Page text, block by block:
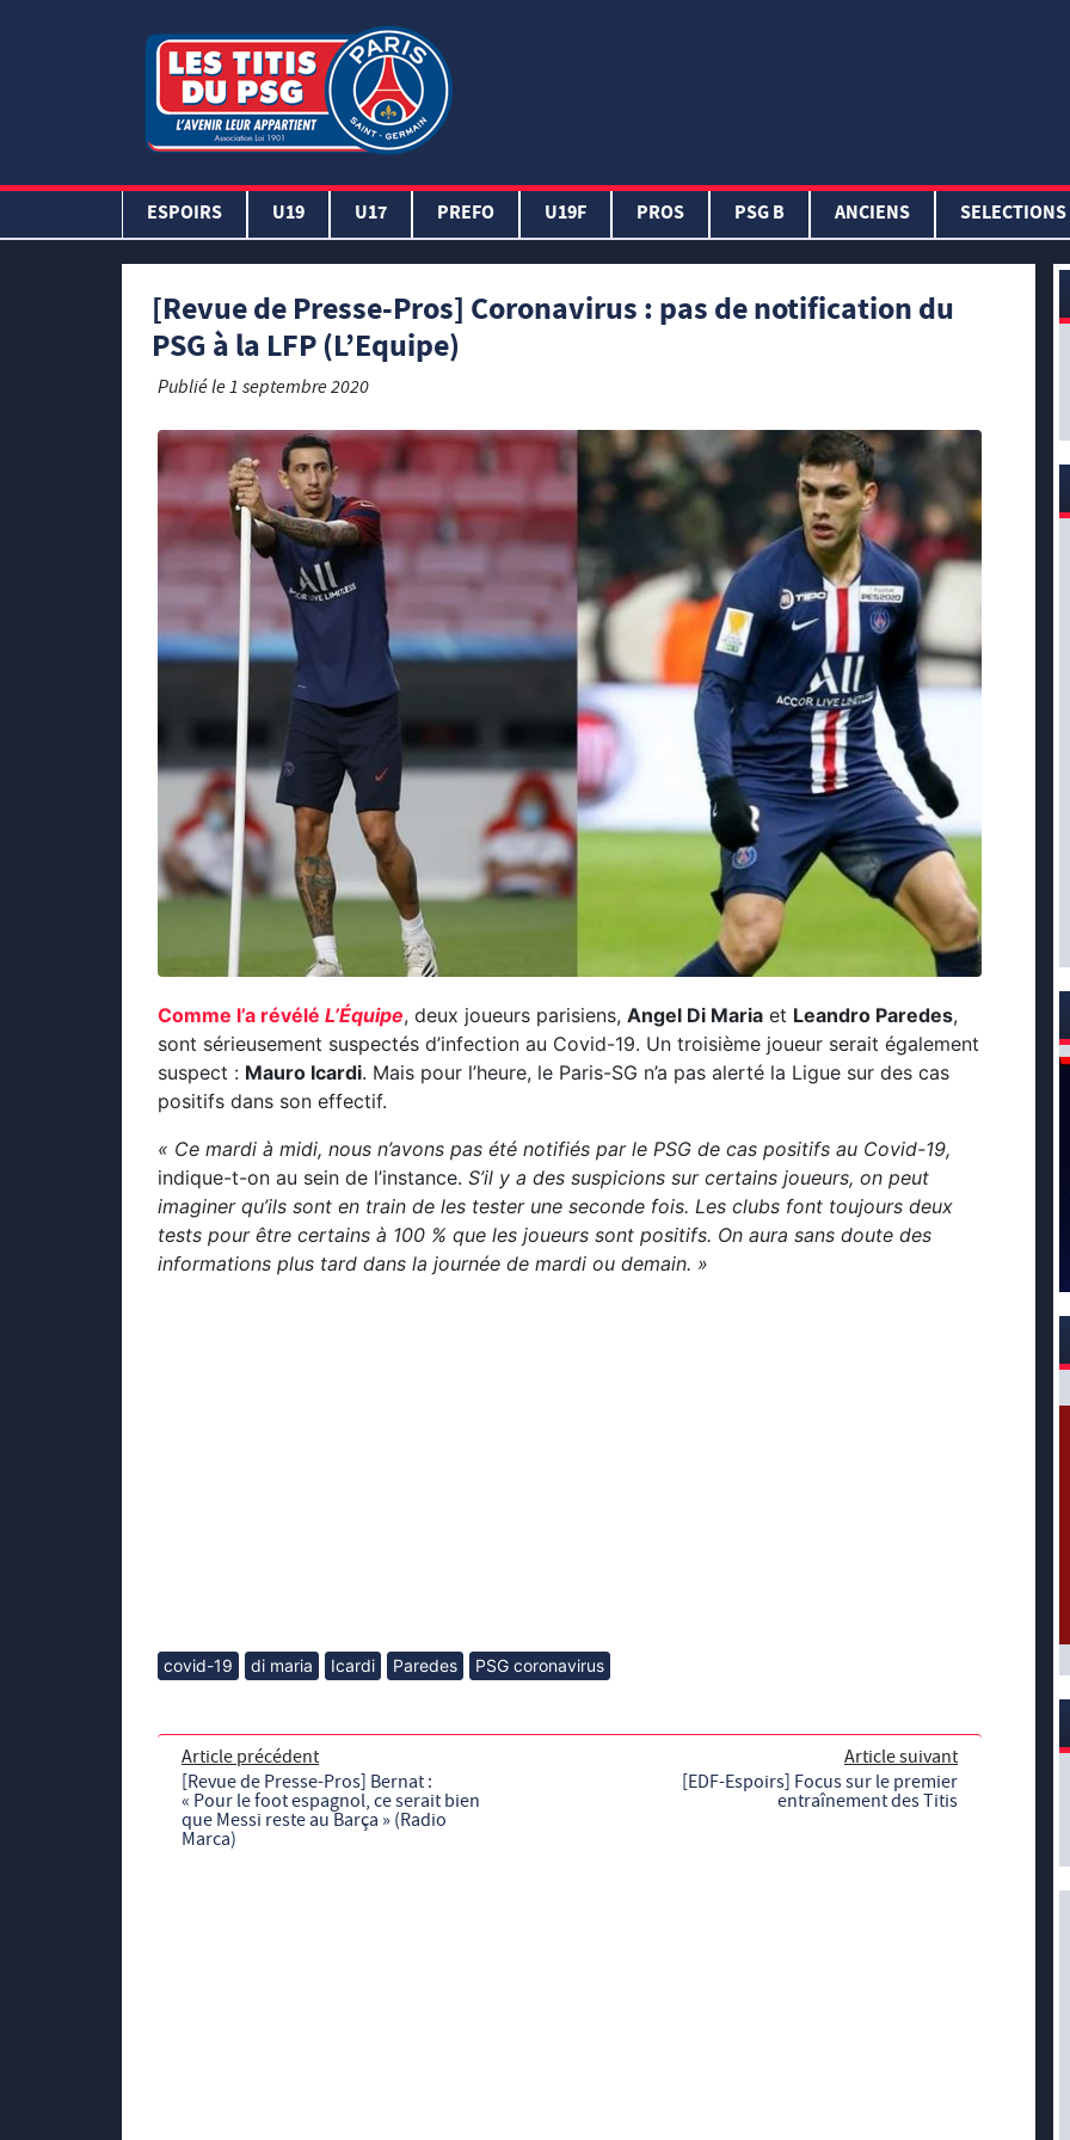
ESPOIRS U19 U17 PREFO U19F PROS PSG B ANCIENS SELECTIONS
[Revue de Presse-Pros] Coronavirus : pas de notification du
PSG à la LFP (L’Equipe)
Publié le1 septembre 2020
Comme l’a révélé L’Équipe, deux joueurs parisiens, Angel Di Maria et Leandro Paredes,
sont sérieusement suspectés d’infection au Covid-19. Un troisième joueur serait également
suspect : Mauro Icardi. Mais pour l’heure, le Paris-SG n’a pas alerté la Ligue sur des cas
positifs dans son effectif.
« Ce mardi à midi, nous n’avons pas été notifiés par le PSG de cas positifs au Covid-19,
indique-t-on au sein de l’instance. S’il y a des suspicions sur certains joueurs, on peut
imaginer qu’ils sont en train de les tester une seconde fois. Les clubs font toujours deux
tests pour être certains à 100 % que les joueurs sont positifs. On aura sans doute des
informations plus tard dans la journée de mardi ou demain. »
covid-19 di maria Icardi Paredes PSG coronavirus
Article précédent
[Revue de Presse-Pros] Bernat :
« Pour le foot espagnol, ce serait bien
que Messi reste au Barça » (Radio
Marca)
Article suivant
[EDF-Espoirs] Focus sur le premier
entraînement des Titis